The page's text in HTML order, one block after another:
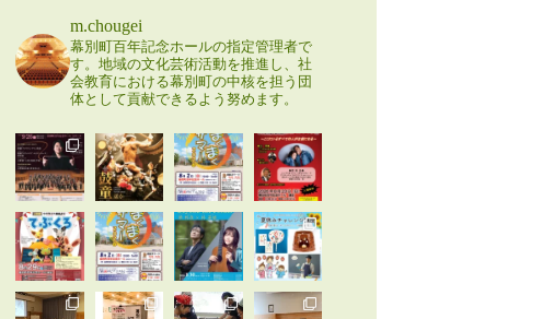
m.chougei
幕別町百年記念ホールの指定管理者で
す。地域の文化芸術活動を推進し、社
会教育における幕別町の中核を担う団
体として貢献できるよう努めます。